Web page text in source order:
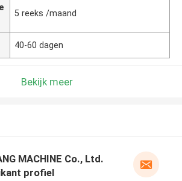
5 reeks /maand
40-60 dagen
Bekijk meer
MACHINE Co., Ltd.
profiel